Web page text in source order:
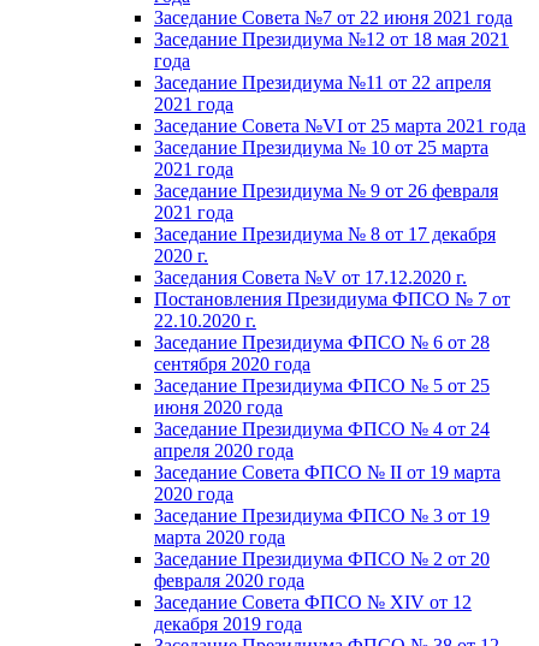
Заседание Совета №7 от 22 июня 2021 года
Заседание Президиума №12 от 18 мая 2021
года
Заседание Президиума №11 от 22 апреля
2021 года
Заседание Совета №VI от 25 марта 2021 года
Заседание Президиума № 10 от 25 марта
2021 года
Заседание Президиума № 9 от 26 февраля
2021 года
Заседание Президиума № 8 от 17 декабря
2020 г.
Заседания Совета №V от 17.12.2020 г.
Постановления Президиума ФПСО № 7 от
22.10.2020 г.
Заседание Президиума ФПСО № 6 от 28
сентября 2020 года
Заседание Президиума ФПСО № 5 от 25
июня 2020 года
Заседание Президиума ФПСО № 4 от 24
апреля 2020 года
Заседание Совета ФПСО № II от 19 марта
2020 года
Заседание Президиума ФПСО № 3 от 19
марта 2020 года
Заседание Президиума ФПСО № 2 от 20
февраля 2020 года
Заседание Совета ФПСО № XIV от 12
декабря 2019 года